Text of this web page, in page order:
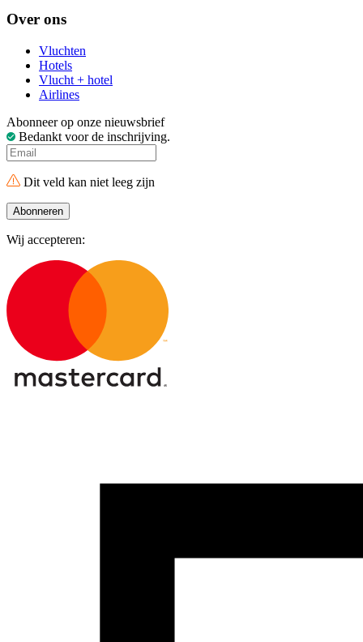
Over ons
Vluchten
Hotels
Vlucht + hotel
Airlines
Abonneer op onze nieuwsbrief
Bedankt voor de inschrijving.
Dit veld kan niet leeg zijn
Abonneren
Wij accepteren: